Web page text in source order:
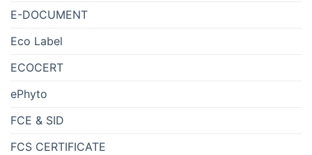
E-DOCUMENT
Eco Label
ECOCERT
ePhyto
FCE & SID
FCS CERTIFICATE